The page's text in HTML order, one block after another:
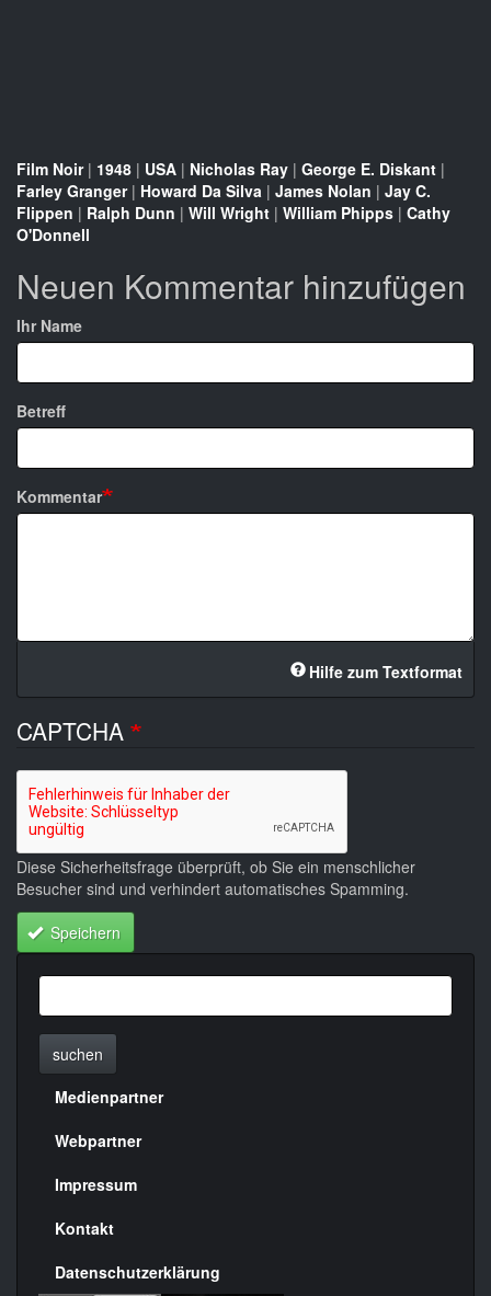
Film Noir| 1948 | USA | Nicholas Ray | George E. Diskant |
Farley Granger| Howard Da Silva | James Nolan | Jay C.
Flippen | Ralph Dunn | Will Wright | William Phipps | Cathy
O'Donnell
Neuen Kommentar hinzufügen
Ihr Name
Betreff
Kommentar
Hilfe zum Textformat
CAPTCHA
Diese Sicherheitsfrage überprüft, ob Sie ein menschlicher
Besucher sind und verhindert automatisches Spamming.
Speichern
suchen
Menülinks
rechte
Seite
Medienpartner
Webpartner
Impressum
Kontakt
Datenschutzerklärung